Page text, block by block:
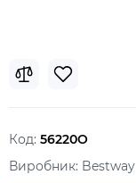
Код: 56220O
Виробник: Bestway